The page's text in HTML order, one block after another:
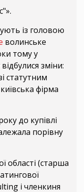
із головою
волинське
тому у
зміни:
статутним
фірма
до купівлі
порівну
області (старша
і членкиня